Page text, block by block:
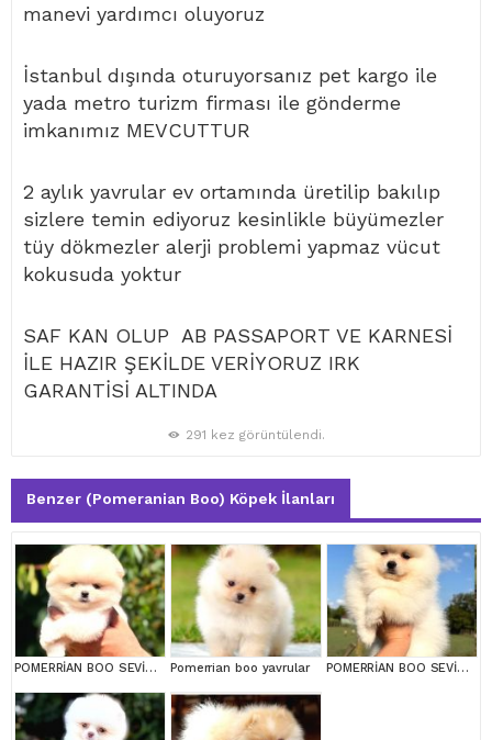
manevi yardımcı oluyoruz
İstanbul dışında oturuyorsanız pet kargo ile
yada metro turizm firması ile gönderme
imkanımız MEVCUTTUR
2 aylık yavrular ev ortamında üretilip bakılıp
sizlere temin ediyoruz kesinlikle büyümezler
tüy dökmezler alerji problemi yapmaz vücut
kokusuda yoktur
SAF KAN OLUP AB PASSAPORT VE KARNESİ
İLE HAZIR ŞEKİLDE VERİYORUZ IRK
GARANTİSİ ALTINDA
291 kez görüntülendi.
Benzer (Pomeranian Boo) Köpek İlanları
POMERRİAN BOO SEVİMLİ YAVRULAR Pomerrian boo yavrular POMERRİAN BOO SEVİMLİ YAVRULAR